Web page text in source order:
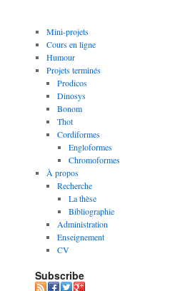
Mini-projets
Cours en ligne
Humour
Projets terminés
Prodicos
Dinosys
Bonom
Thot
Cordiformes
Engloformes
Chromoformes
À propos
Recherche
La thèse
Bibliographie
Administration
Enseignement
CV
Subscribe